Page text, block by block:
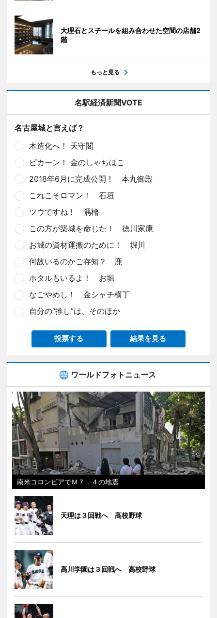
大理石とスチールを組み合わせた空間の店舗2
階
もっと見る
名駅経済新聞VOTE
名古屋城と言えば？
木造化へ！ 天守閣
ピカーン！ 金のしゃちほこ
2018年6月に完成公開！ 本丸御殿
これこそロマン！ 石垣
ツウですね！ 隅櫓
この方が築城を命じた！ 徳川家康
お城の資材運搬のために！ 堀川
何故いるのかご存知？ 鹿
ホタルもいるよ！ お堀
なごやめし！ 金シャチ横丁
自分の“推し”は、そのほか
投票する 結果を見る
ワールドフォトニュース
南米コロンビアでＭ７．４の地震
天理は３回戦へ 高校野球
高川学園は３回戦へ 高校野球